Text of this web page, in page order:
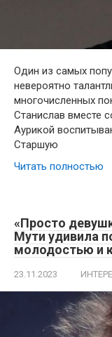
Один из самых
невероятно
многочисленных
Станислав вместе
Аурикой
Старшую
Читать полностью
«Просто
Мути удивила
молодостью и
23.11.2023